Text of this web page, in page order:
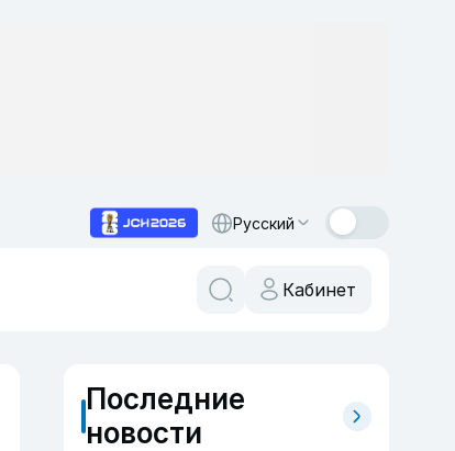
Русский
Кабинет
Последние
новости